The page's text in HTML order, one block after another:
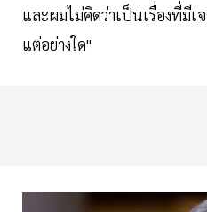
และผมไม่คิดว่าเป็นเรื่องที่มีเ
แต่อย่างใด"